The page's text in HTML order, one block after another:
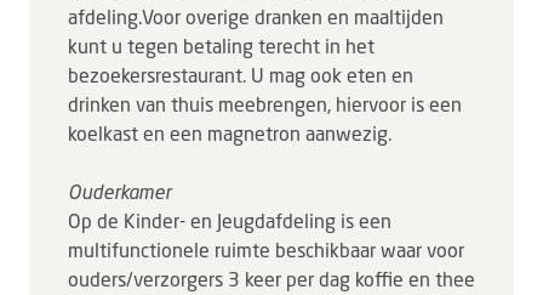
afdeling.Voor overige dranken en maaltijden
kunt u tegen betaling terecht in het
bezoekersrestaurant. U mag ook eten en
drinken van thuis meebrengen, hiervoor is een
koelkast en een magnetron aanwezig.
Ouderkamer
Op de Kinder- en Jeugdafdeling is een
multifunctionele ruimte beschikbaar waar voor
ouders/verzorgers 3 keer per dag koffie en thee